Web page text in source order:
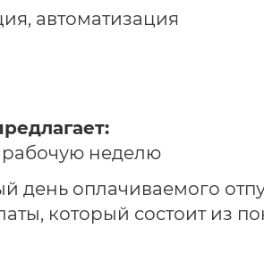
автоматизация
неделю
день оплачиваемого
который состоит из